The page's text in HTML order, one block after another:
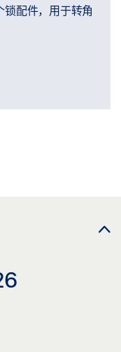
配件，用于转角